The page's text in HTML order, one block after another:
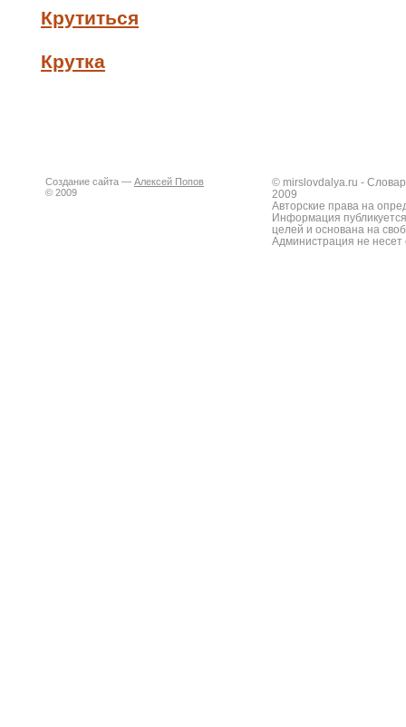
Крутиться
Крутка
Создание сайта — Алексей Попов
© 2009
© mirslovdalya.ru -
2009
Авторские права на
Информация
целей и основана на
Администрация не несет